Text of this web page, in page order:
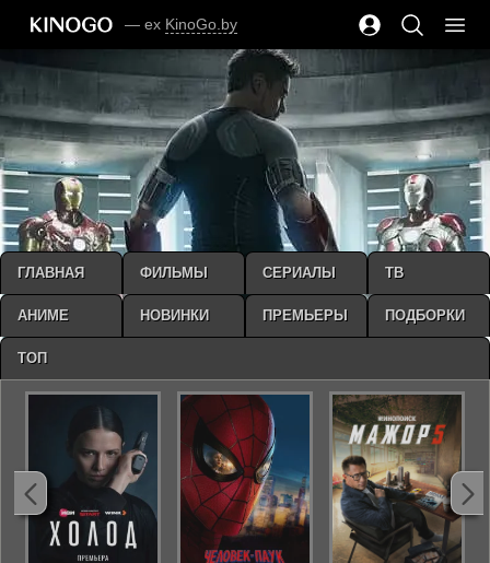
— ex KinoGo.by
ГЛАВНАЯ ФИЛЬМЫ СЕРИАЛЫ ТВ
АНИМЕ НОВИНКИ ПРЕМЬЕРЫ ПОДБОРКИ
ТОП